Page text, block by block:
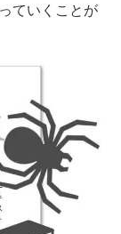
ていくことが